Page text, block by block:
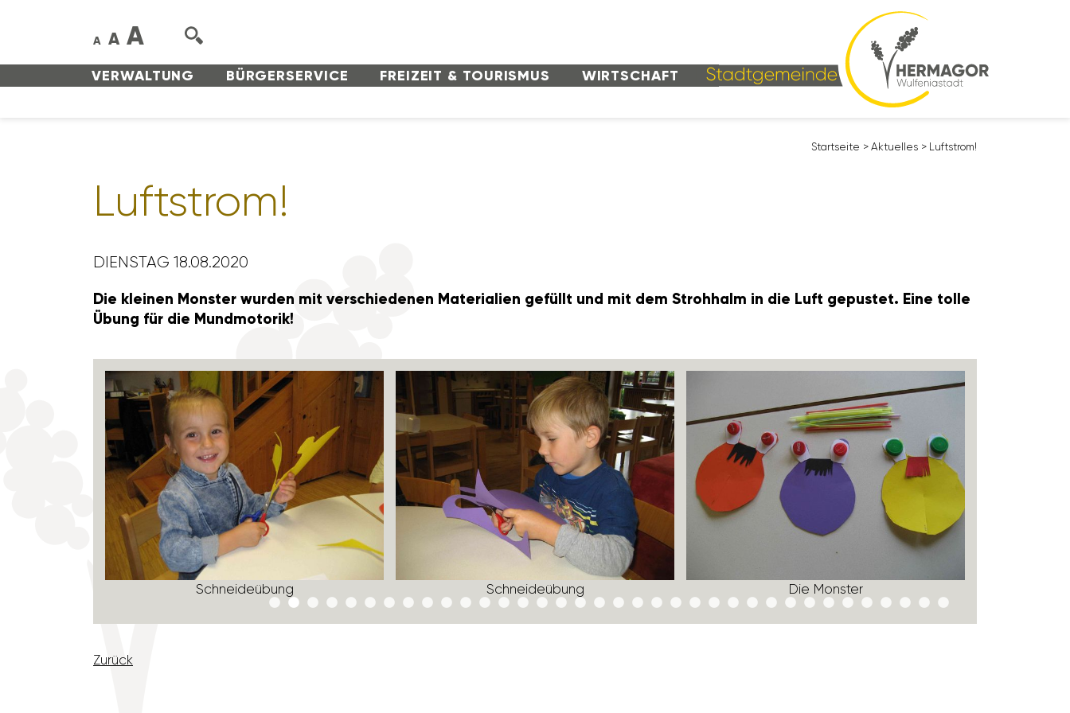
VERWAL­TUNG BÜRGER­SERVICE FREI­ZEIT & TOURISMUS WIRT­SCHAFT
A A A
Start­seite > Aktu­elles > Luft­strom!
Luft­strom!
DIENSTAG 18.08.2020
Die kleinen Monster wurden mit verschie­denen Mate­ria­lien gefüllt und mit dem Stroh­halm in die Luft gepustet. Eine tolle
Übung für die Mund­mo­torik!
Schnei­de­übung Schnei­de­übung Die Monster
Zurück